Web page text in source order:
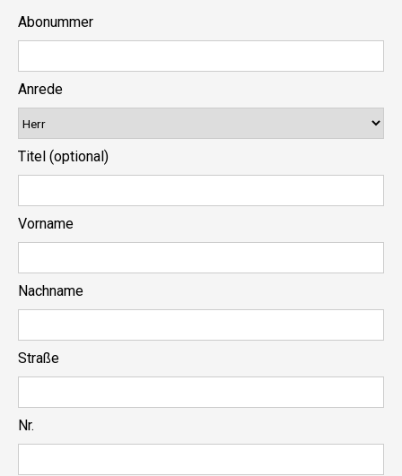
Abonummer
Anrede
Titel (optional)
Vorname
Nachname
Straße
Nr.